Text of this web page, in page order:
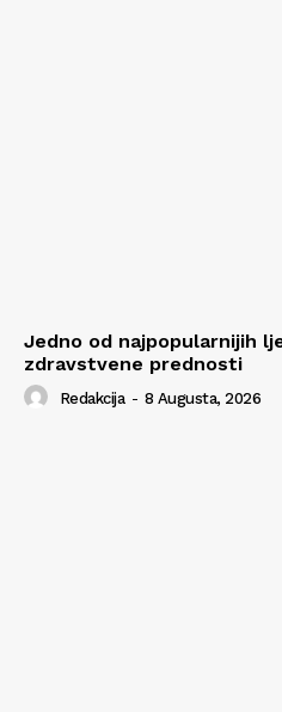
Jedno od najpopularnijih
zdravstvene prednosti
Redakcija - 8 Augusta, 2026